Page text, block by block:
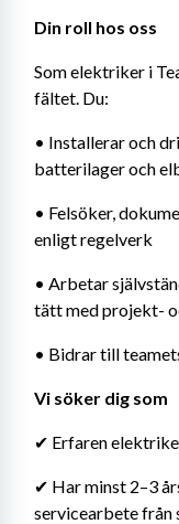
Din roll hos oss
Som elektriker i
fältet. Du:
• Installerar och
batterilager och
• Felsöker,
enligt regelverk
• Arbetar
tätt med projekt-
• Bidrar till
Vi söker dig som
✔ Erfaren
✔ Har minst 2–3
servicearbete från